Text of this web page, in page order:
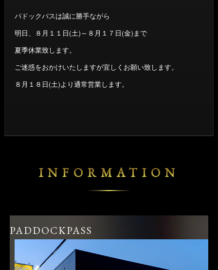
パドックパスは誠に勝手ながら
明日、８月１１日(土)～８月１７日(金)まで
夏季休業致します。
ご迷惑をおかけいたしますが宜しくお願い致します。
８月１８日(土)より通常営業します。
INFORMATION
PADDOCKPASS